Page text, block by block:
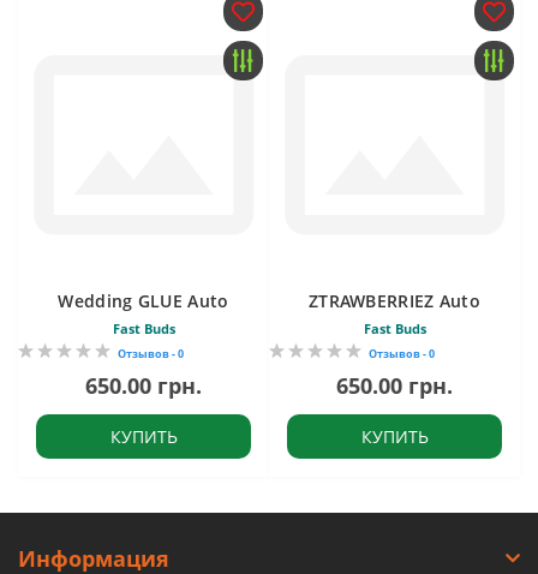
Wedding GLUE Auto
Fast Buds
Отзывов - 0
650.00 грн.
КУПИТЬ
ZTRAWBERRIEZ Auto
Fast Buds
Отзывов - 0
650.00 грн.
КУПИТЬ
Информация